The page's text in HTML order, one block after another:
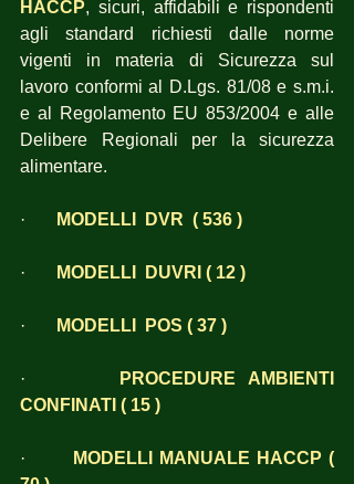
HACCP, sicuri, affidabili e rispondenti
agli standard richiesti dalle norme
vigenti in materia di Sicurezza sul
lavoro conformi al D.Lgs. 81/08 e s.m.i.
e al Regolamento EU 853/2004 e alle
Delibere Regionali per la sicurezza
alimentare.
· MODELLI  DVR  ( 536 )
· MODELLI  DUVRI ( 12 )
· MODELLI  POS ( 37 )
·
PROCEDURE AMBIENTI
CONFINATI ( 15 )
·
MODELLI MANUALE HACCP (